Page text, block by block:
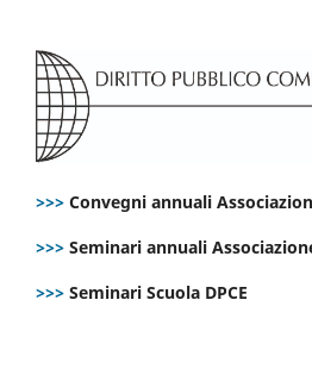
>>> Convegni annuali
>>> Seminari annuali
>>> Seminari Scuola DPCE